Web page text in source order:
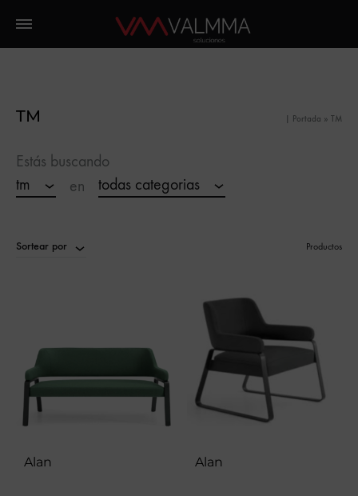
TM | Portada » TM
Estás buscando
tm
en todas categorias
Sortear por Productos
Alan Alan